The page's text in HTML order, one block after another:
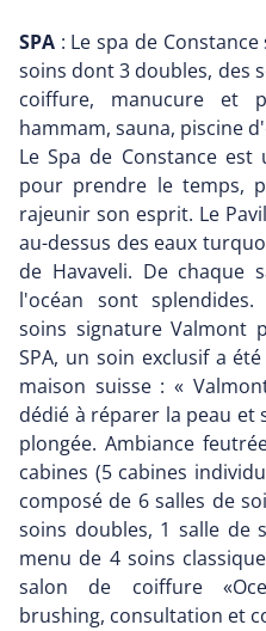
SPA : Le spa de
soins dont 3 doubles, des
coiffure, manucure et
hammam, sauna, piscine
Le Spa de Constance
pour prendre le temps,
rajeunir son esprit. Le
au-dessus des eaux
de Havaveli. De chaque
l'océan sont
soins signature Valmont
SPA, un soin exclusif a
maison suisse : «
dédié à réparer la peau et
plongée. Ambiance
cabines (5 cabines
composé de 6 salles de
soins doubles, 1 salle de
menu de 4 soins
salon de coiffure
brushing, consultation et